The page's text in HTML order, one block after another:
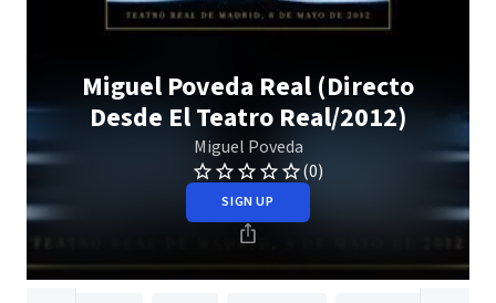
Miguel Poveda Real (Directo
Desde El Teatro Real/2012)
Miguel Poveda
(0)
SIGN UP